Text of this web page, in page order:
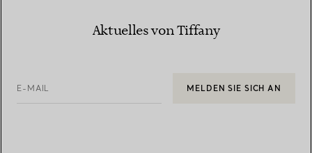
Aktuelles von Tiffany
E-MAIL MELDEN SIE SICH AN